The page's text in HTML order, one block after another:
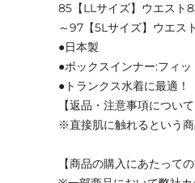
85【LLサイズ】ウエスト
～97【5Lサイズ】ウエス
●日本製
●ボックスインナー:フィ
●トランクス水着に最適！
【返品・注意事項について
※直接肌に触れるという商
【商品の購入にあたっての